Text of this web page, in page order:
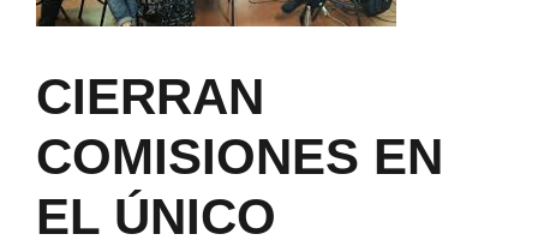
CIERRAN
COMISIONES EN
EL ÚNICO